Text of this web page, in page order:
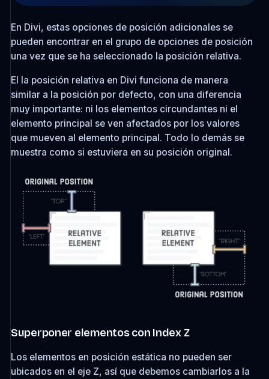
En Divi, estas opciones de posición adicionales se
pueden encontrar en el grupo de opciones de posición
una vez que se ha seleccionado la posición relativa.
El la posición relativa en Divi funciona de manera
similar a la posición por defecto, con una diferencia
muy importante: ni los elementos circundantes ni el
elemento principal se ven afectados por los valores
que mueven al elemento principal. Todo lo demás se
muestra como si estuviera en su posición original.
Superponer elementos con Index Z
Los elementos en posición estática no pueden ser
ubicados en el eje Z, así que debemos cambiarlos a la